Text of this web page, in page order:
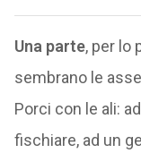
Una parte, per lo
sembrano le
Porci con le ali:
fischiare, ad un